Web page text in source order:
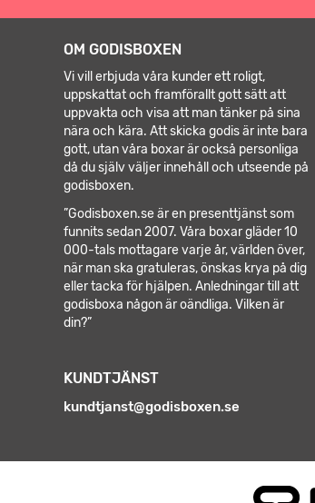
KUNDTJÄNST
kundtjanst@godisboxen.se
OM GODISBOXEN
Vi vill erbjuda våra kunder ett roligt,
uppskattat och framförallt gott sätt att
uppvakta och visa att man tänker på sina
nära och kära. Att skicka godis är inte bara
gott, utan våra boxar är också personliga
då du själv väljer innehåll och utseende på
godisboxen.
”Godisboxen.se är en presenttjänst som
funnits sedan 2007. Våra boxar gläder 10
000-tals mottagare varje år, världen över,
när man ska gratuleras, önskas krya på dig
eller tacka för hjälpen. Anledningar till att
godisboxa någon är oändliga. Vilken är
din?”